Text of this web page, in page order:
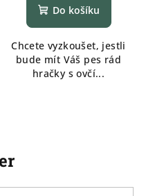
Do košíku
Chcete vyzkoušet, jestli
bude mít Váš pes rád
hračky s ovčí...